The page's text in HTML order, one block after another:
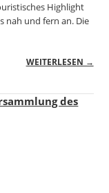
Highlight
nah und fern an. Die
WEITERLESEN →
des